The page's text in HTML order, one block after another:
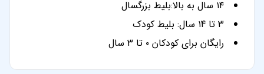
۱۴ سال به بالا:بلیط بزرگسال
3 تا ۱4 سال: بلیط کودک
رایگان برای کودکان ۰ تا ۳ سال